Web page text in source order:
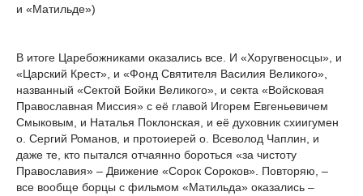
и «Матильде»)
В итоге Царебожниками оказались все. И «Хоругвеносцы», и
«Царский Крест», и «Фонд Святителя Василия Великого»,
названный «Сектой Бойки Великого», и секта «Войсковая
Православная Миссия» с её главой Игорем Евгеньевичем
Смыковым, и Наталья Поклонская, и её духовник схиигумен
о. Сергий Романов, и протоиерей о. Всеволод Чаплин, и
даже те, кто пытался отчаянно бороться «за чистоту
Православия» – Движение «Сорок Сороков». Повторяю, –
все вообще борцы с фильмом «Матильда» оказались –